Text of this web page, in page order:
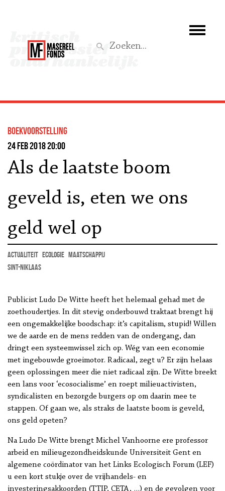
Wat we doen
Aktief
boekvoorstelling
24 feb 2018 20:00
Als de laatste boom
geveld is, eten we ons
geld wel op
actualiteit ecologie maatschappij
Sint-Niklaas
Publicist Ludo De Witte heeft het helemaal gehad met de
zoethoudertjes. In dit stevig onderbouwd traktaat brengt hij
een ongemakkelijke boodschap: it’s capitalism, stupid! Willen
we de aarde en de mens redden van de ondergang, dan
dringt een systeemwissel zich op. Wég van een economie
met ingebouwde groeimotor. Radicaal, zegt u? Er zijn helaas
geen oplossingen meer die niet radicaal zijn. De Witte breekt
een lans voor ‘ecosocialisme’ en roept milieuactivisten,
syndicalisten en bezorgde burgers op om daarin mee te
stappen. Of gaan we, als straks de laatste boom is geveld,
ons geld opeten?
Na Ludo De Witte brengt Michel Vanhoorne ere professor
arbeid en milieugezondheidskunde Universiteit Gent en
algemene coördinator van het Links Ecologisch Forum (LEF)
u een kort stukje over de vrijhandels- en
investeringsakkoorden (TTIP, CETA, …) en de gevolgen voor